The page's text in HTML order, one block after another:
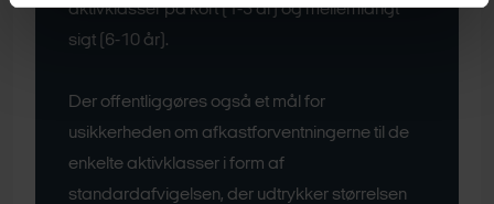
aktivklasser på kort (1-5 år) og mellemlangt
sigt (6-10 år).
Der offentliggøres også et mål for
usikkerheden om afkastforventningerne til de
enkelte aktivklasser i form af
standardafvigelsen, der udtrykker størrelsen